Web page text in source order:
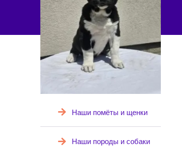
Наши помёты и щенки
Наши породы и собаки